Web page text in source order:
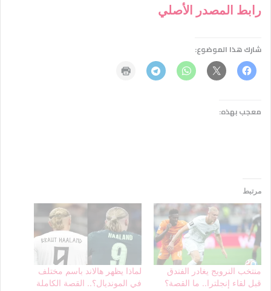
رابط المصدر الأصلي
شارك هذا الموضوع:
معجب بهذه:
مرتبط
منتخب النرويج يغادر الفندق
قبل لقاء إنجلترا.. ما القصة؟
لماذا يظهر هالاند باسم مختلف
في المونديال؟.. القصة الكاملة